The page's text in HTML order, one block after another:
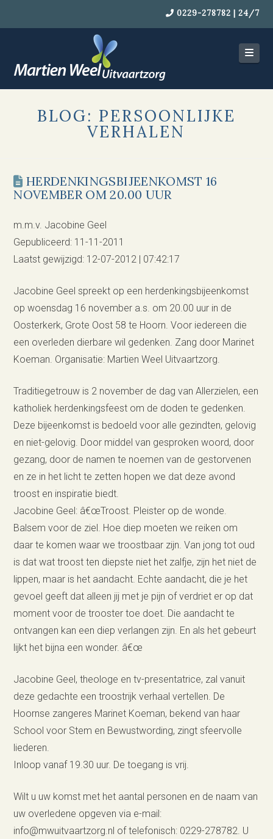
0229-278782 | 24/7
BLOG: PERSOONLIJKE
VERHALEN
HERDENKINGSBIJEENKOMST 16
NOVEMBER OM 20.00 UUR
m.m.v. Jacobine Geel
Gepubliceerd: 11-11-2011
Laatst gewijzigd: 12-07-2012 | 07:42:17
Jacobine Geel spreekt op een herdenkingsbijeenkomst
op woensdag 16 november a.s. om 20.00 uur in de
Oosterkerk, Grote Oost 58 te Hoorn. Voor iedereen die
een overleden dierbare wil gedenken. Zang door Marinet
Koeman. Organisatie: Martien Weel Uitvaartzorg.
Traditiegetrouw is 2 november de dag van Allerzielen, een
katholiek herdenkingsfeest om de doden te gedenken.
Deze bijeenkomst is bedoeld voor alle gezindten, gelovig
en niet-gelovig. Door middel van gesproken woord, door
gezang, door de namen te noemen van de gestorvenen
en ze in het licht te zetten hopen we dat deze avond
troost en inspiratie biedt.
Jacobine Geel: â€œTroost. Pleister op de wonde.
Balsem voor de ziel. Hoe diep moeten we reiken om
daar te komen waar we troostbaar zijn. Van jong tot oud
is dat wat troost ten diepste niet het zalfje, zijn het niet de
lippen, maar is het aandacht. Echte aandacht, die je het
gevoel geeft dat alleen jij met je pijn of verdriet er op dat
moment voor de trooster toe doet. Die aandacht te
ontvangen kan een diep verlangen zijn. En als het gebeurt
lijkt het bijna een wonder. â€œ
Jacobine Geel, theologe en tv-presentatrice, zal vanuit
deze gedachte een troostrijk verhaal vertellen. De
Hoornse zangeres Marinet Koeman, bekend van haar
School voor Stem en Bewustwording, zingt sfeervolle
liederen.
Inloop vanaf 19.30 uur. De toegang is vrij.
Wilt u uw komst met het aantal personen en de naam van
uw overledene opgeven via e-mail:
info@mwuitvaartzorg.nl of telefonisch: 0229-278782. U